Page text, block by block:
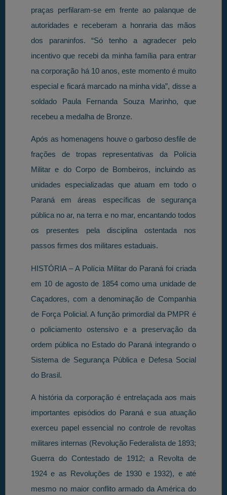
praças perfilaram-se em frente ao palanque de
autoridades e receberam a honraria das mãos
dos paraninfos. “Só tenho a agradecer pelo
incentivo que recebi da minha família para entrar
na corporação há 10 anos, este momento é muito
especial e ficará marcado na minha vida”, disse a
soldado Paula Fernanda Souza Marinho, que
recebeu a medalha de Bronze.
Após as homenagens houve o garboso desfile de
frações de tropas representativas da Polícia
Militar e do Corpo de Bombeiros, incluindo as
unidades especializadas que atuam em todo o
Paraná em áreas específicas de segurança
pública no ar, na terra e no mar, encantando todos
os presentes pela disciplina ostentada nos
passos firmes dos militares estaduais.
HISTÓRIA – A Polícia Militar do Paraná foi criada
em 10 de agosto de 1854 como uma unidade de
Caçadores, com a denominação de Companhia
de Força Policial. A função primordial da PMPR é
o policiamento ostensivo e a preservação da
ordem pública no Estado do Paraná integrando o
Sistema de Segurança Pública e Defesa Social
do Brasil.
A história da corporação é entrelaçada aos mais
importantes episódios do Paraná e sua atuação
exerceu papel essencial no controle de revoltas
militares internas (Revolução Federalista de 1893;
Guerra do Contestado de 1912; a Revolta de
1924 e as Revoluções de 1930 e 1932), e até
mesmo no maior conflito armado da América do